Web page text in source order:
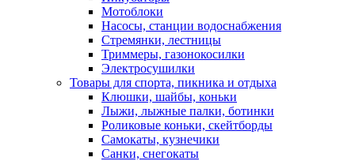
Мотоблоки
Насосы, станции водоснабжения
Стремянки, лестницы
Триммеры, газонокосилки
Электросушилки
Товары для спорта, пикника и отдыха
Клюшки, шайбы, коньки
Лыжи, лыжные палки, ботинки
Роликовые коньки, скейтборды
Самокаты, кузнечики
Санки, снегокаты